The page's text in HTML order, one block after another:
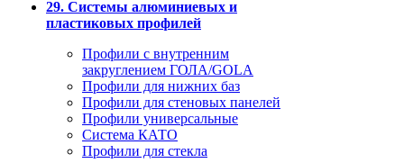
29. Системы алюминиевых и
пластиковых профилей
Профили с внутренним
закруглением ГОЛА/GOLA
Профили для нижних баз
Профили для стеновых панелей
Профили универсальные
Система КАТО
Профили для стекла